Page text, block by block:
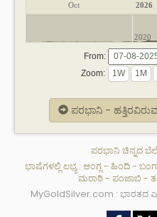
Oct 2026
2020
From:
Zoom:
ಪರಭಾನಿ -
ಪರಭಾನಿ ಚಿನ್ನದ
ಭಾಷೆಗಳಲ್ಲಿ ಲಭ್ಯ : ಆಂಗ್ಲ - ಹಿಂದಿ-
ಮರಾಠಿ- ಪಂಜಾಬಿ -
MyGoldSilver.com : ಭಾರತದ